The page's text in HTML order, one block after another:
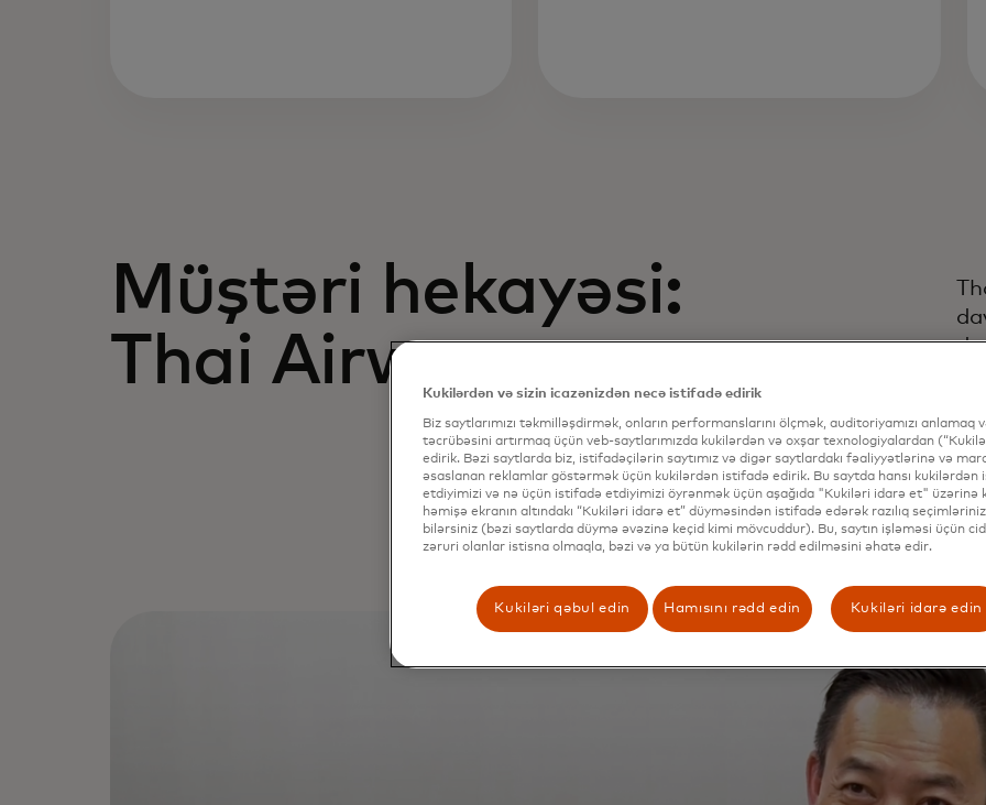
Müştəri hekayəsi:
Thai AirwaysKukilərdən və sizin icazənizdən necə istifadə edirik
Biz saytlarımızı təkmilləşdirmək, onların performanslarını ölçmək, auditoriyamızı anlamaq
təcrübəsini artırmaq üçün veb-saytlarımızda kukilərdən və oxşar texnologiyalardan
edirik. Bəzi saytlarda biz, istifadəçilərin saytımız və digər saytlardakı fəaliyyətlərinə və
əsaslanan reklamlar göstərmək üçün kukilərdən istifadə edirik. Bu saytda hansı kukilərdən
etdiyimizi və nə üçün istifadə etdiyimizi öyrənmək üçün aşağıda "Kukiləri idarə et" üzərinə
həmişə ekranın altındakı “Kukiləri idarə et” düyməsindən istifadə edərək razılıq
bilərsiniz (bəzi saytlarda düymə əvəzinə keçid kimi mövcuddur). Bu, saytın işləməsi üçün
zəruri olanlar istisna olmaqla, bəzi və ya bütün kukilərin rədd edilməsini əhatə edir.
Kukiləri qəbul edin Hamısını rədd edin Kukiləri idarə edin